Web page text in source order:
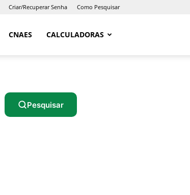
Criar/Recuperar Senha Como Pesquisar
CNAES CALCULADORAS
Pesquisar